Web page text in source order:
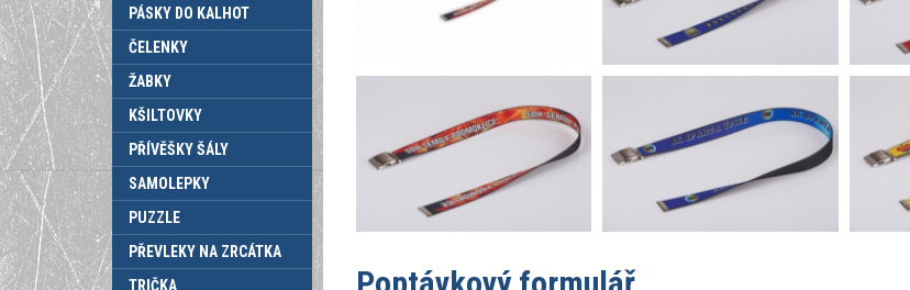
PÁSKY DO KALHOT
ČELENKY
ŽABKY
KŠILTOVKY
PŘÍVĚŠKY ŠÁLY
SAMOLEPKY
PUZZLE
PŘEVLEKY NA ZRCÁTKA
TRIČKA